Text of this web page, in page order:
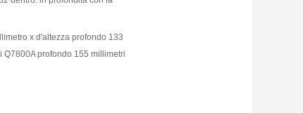
x d'altezza profondo 133
profondo 155 millimetri